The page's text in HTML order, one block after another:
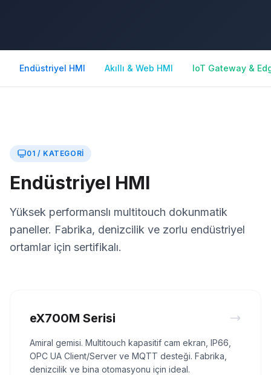
Endüstriyel HMI Akıllı & Web HMI IoT Gateway &
01 / KATEGORI
Endüstriyel HMI
Yüksek performanslı multitouch dokunmatik
paneller. Fabrika, denizcilik ve zorlu endüstriyel
ortamlar için sertifikalı.
eX700M Serisi
Amiral gemisi. Multitouch kapasitif cam ekran, IP66,
OPC UA Client/Server ve MQTT desteği. Fabrika,
denizcilik ve bina otomasyonu için ideal.